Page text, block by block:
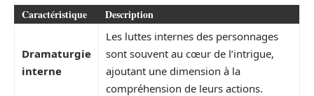
Caractéristique Description
Dramaturgie
interne
Les luttes internes des personnages
sont souvent au cœur de l’intrigue,
ajoutant une dimension à la
compréhension de leurs actions.